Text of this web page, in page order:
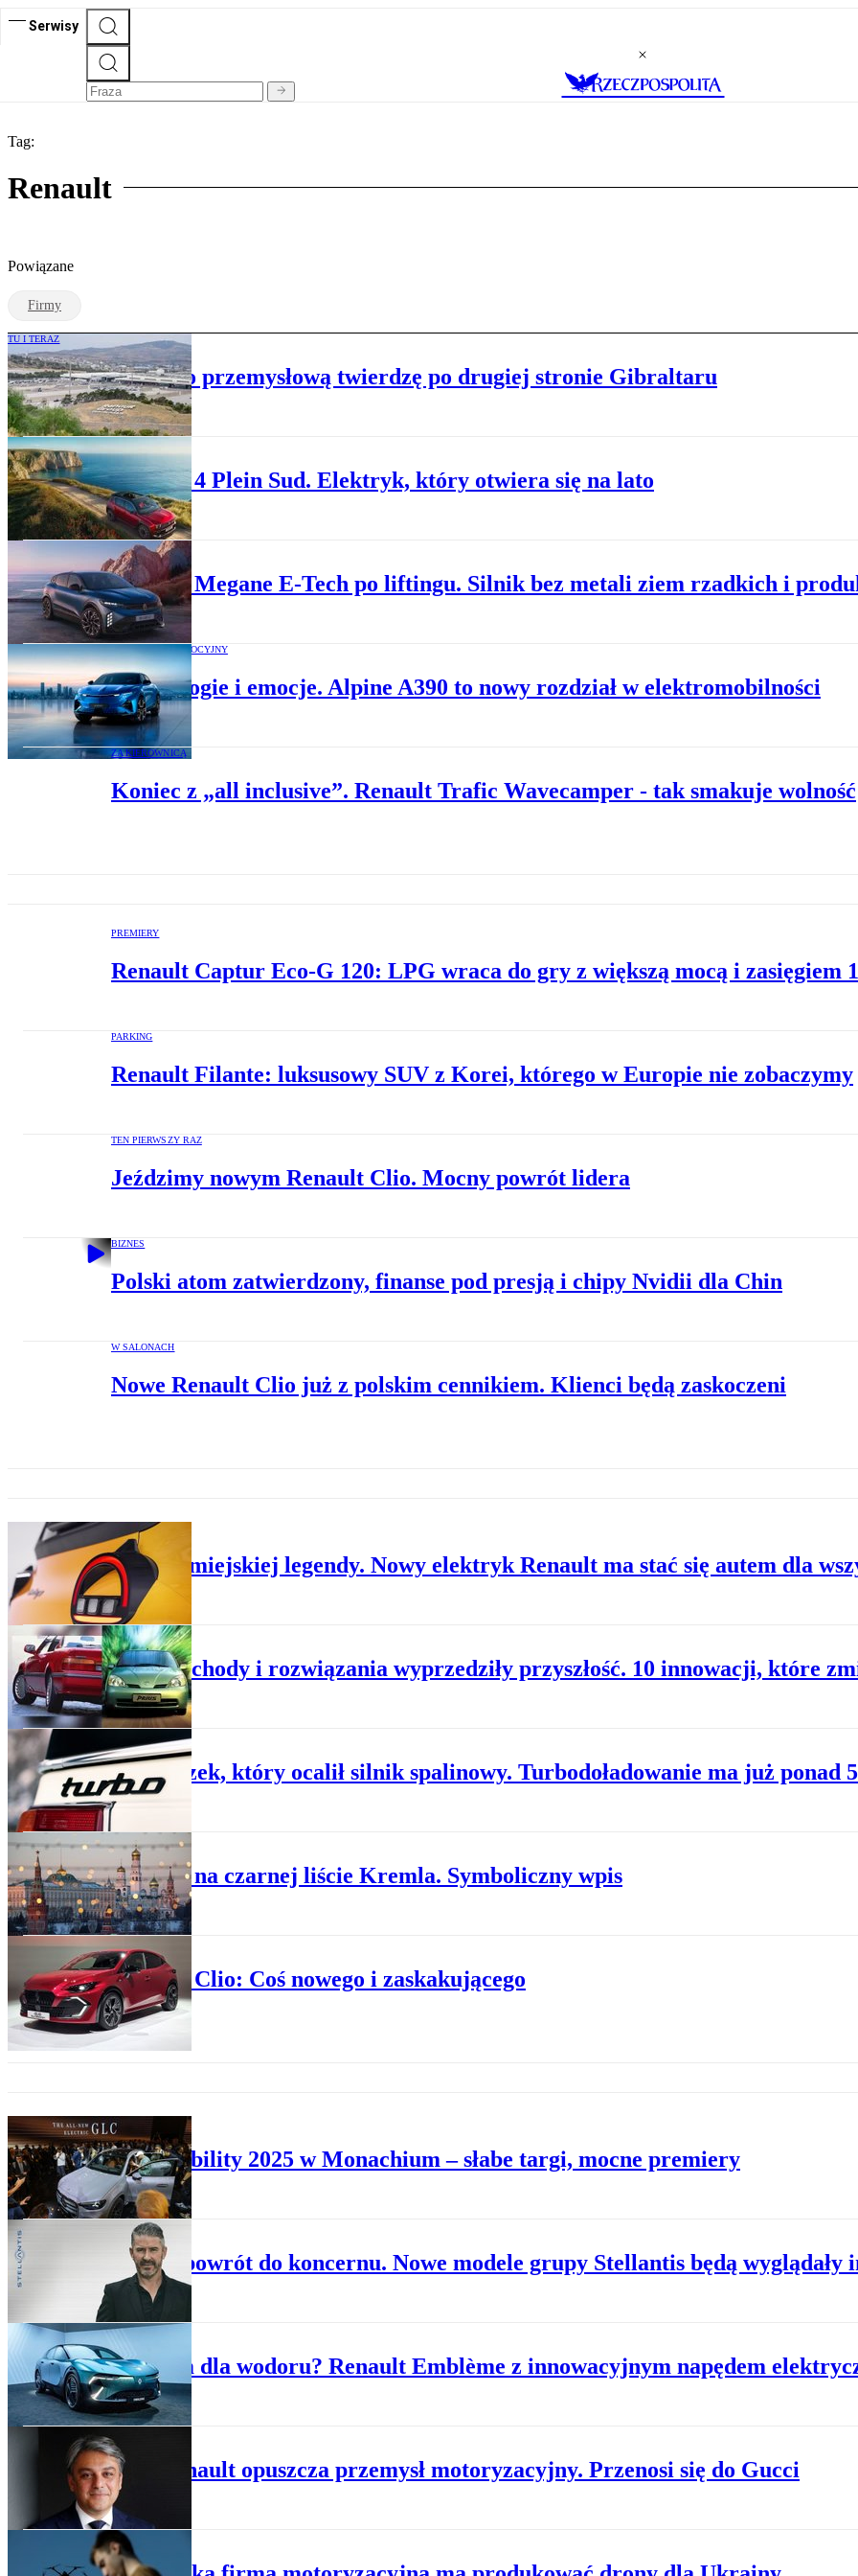
Serwisy
Tag:
Renault
Powiązane
Firmy
TU I TERAZ
Renault zbudowało przemysłową twierdzę po drugiej stronie Gibraltaru
PREMIERY
Renault 4 Plein Sud. Elektryk, który otwiera się na lato
NA PRĄD
Renault Megane E-Tech po liftingu. Silnik bez metali ziem rzadkich i
MATERIAŁ PROMOCYJNY
Technologie i emocje. Alpine A390 to nowy rozdział w elektromobilności
ZA KIEROWNICĄ
Koniec z „all inclusive”. Renault Trafic Wavecamper - tak smakuje wolność
PREMIERY
Renault Captur Eco-G 120: LPG wraca do gry z większą mocą i zasięgiem
PARKING
Renault Filante: luksusowy SUV z Korei, którego w Europie nie zobaczymy
TEN PIERWSZY RAZ
Jeździmy nowym Renault Clio. Mocny powrót lidera
BIZNES
Polski atom zatwierdzony, finanse pod presją i chipy Nvidii dla Chin
W SALONACH
Nowe Renault Clio już z polskim cennikiem. Klienci będą zaskoczeni
PREMIERY
Powrót miejskiej legendy. Nowy elektryk Renault ma stać się autem dla
PO DRODZE
Te samochody i rozwiązania wyprzedziły przyszłość. 10 innowacji, które
Wynalazek, który ocalił silnik spalinowy. Turbodoładowanie ma już ponad
Renault na czarnej liście Kremla. Symboliczny wpis
Renault Clio: Coś nowego i zaskakującego
TU I TERAZ
IAA Mobility 2025 w Monachium – słabe targi, mocne premiery
TU I TERAZ
Wielki powrót do koncernu. Nowe modele grupy Stellantis będą wyglądały
PREMIERY
Przełom dla wodoru? Renault Emblème z innowacyjnym napędem
Szef Renault opuszcza przemysł motoryzacyjny. Przenosi się do Gucci
TU I TERAZ